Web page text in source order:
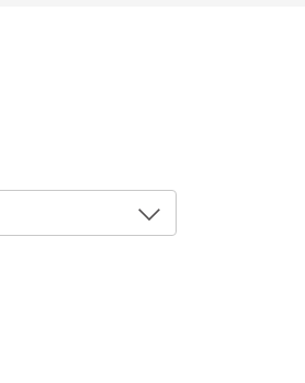
durante o processo
na CLDF podem ser